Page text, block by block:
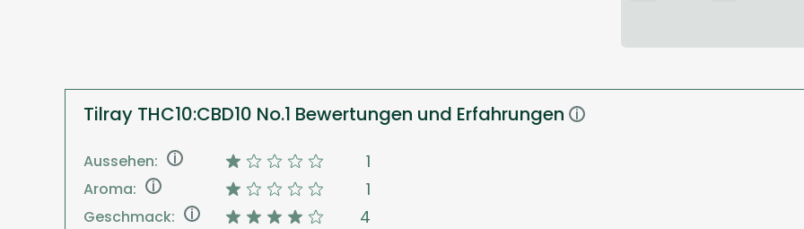
Tilray THC10:CBD10 No.1 Bewertungen und Erfahrungen i
Aussehen: i 1
Aroma: i 1
Geschmack: i 4